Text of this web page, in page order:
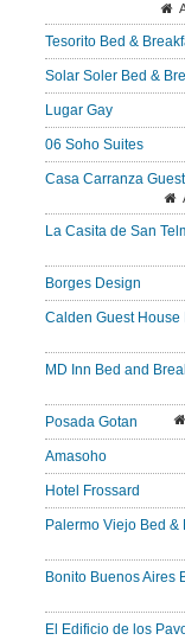
Tesorito Bed &
Solar Soler Bed &
Lugar Gay
06 Soho Suites
Casa Carranza
La Casita de San
Borges Design
Calden Guest
MD Inn Bed and
Posada Gotan
Amasoho
Hotel Frossard
Palermo Viejo Bed &
Bonito Buenos Aires
El Edificio de los